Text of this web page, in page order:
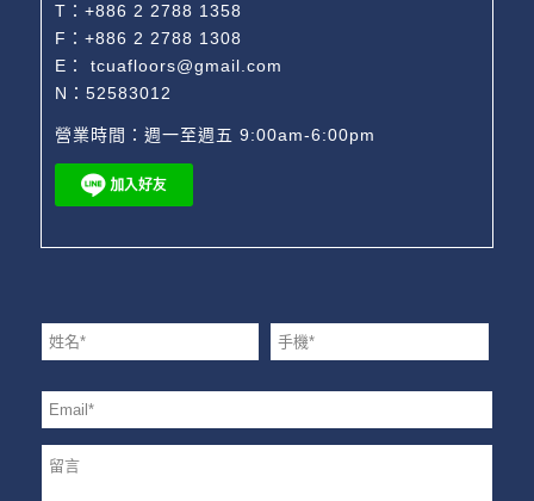
T：+886 2 2788 1358
F：+886 2 2788 1308
E：
tcuafloors@gmail.com
N：52583012
營業時間：週一至週五 9:00am-6:00pm